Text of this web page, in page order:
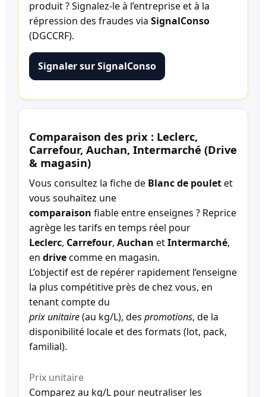
produit ? Signalez-le à l’entreprise et à la
répression des fraudes via SignalConso
(DGCCRF).
Signaler sur SignalConso
Comparaison des prix : Leclerc,
Carrefour, Auchan, Intermarché (Drive
& magasin)
Vous consultez la fiche de Blanc de pouletet
vous souhaitez une
comparaison fiable entre enseignes ? Reprice
agrège les tarifs en temps réel pour
Leclerc, Carrefour, Auchan etIntermarché,
en drivecomme en magasin.
L’objectif est de repérer rapidement l’enseigne
la plus compétitive près de chez vous, en
tenant compte du
prix unitaire(au kg/L), des promotions, de la
disponibilité locale et des formats (lot, pack,
familial).
Prix unitaire
Comparez au kg/L pour neutraliser les